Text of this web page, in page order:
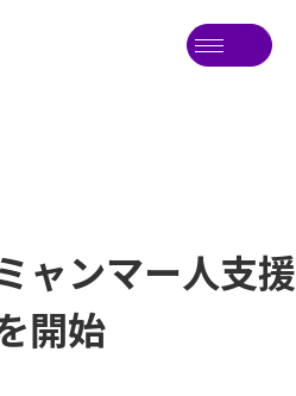
ャンマー人支援
開始